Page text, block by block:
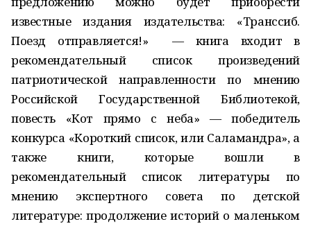
известные издания издательства: «Транссиб.
Поезд отправляется!» — книга входит в
рекомендательный список произведений
патриотической направленности по мнению
Российской Государственной Библиотекой,
повесть «Кот прямо с неба» — победитель
конкурса «Короткий список, или Саламандра», а
также книги, которые вошли в
рекомендательный список литературы по
мнению экспертного совета по детской
литературе: продолжение историй о маленьком